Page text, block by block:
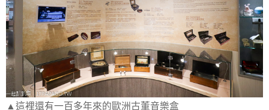
▲這裡還有一百多年來的歐洲古董音樂盒